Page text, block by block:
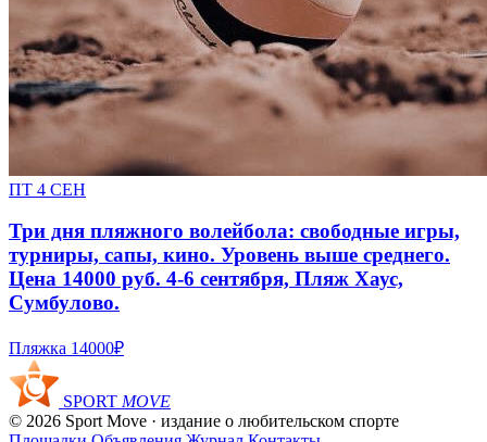
ПТ 4 СЕН
Три дня пляжного волейбола: свободные игры,
турниры, сапы, кино. Уровень выше среднего.
Цена 14000 руб. 4-6 сентября, Пляж Хаус,
Сумбулово.
Пляжка 14000₽
SPORT MOVE
© 2026 Sport Move · издание о любительском спорте